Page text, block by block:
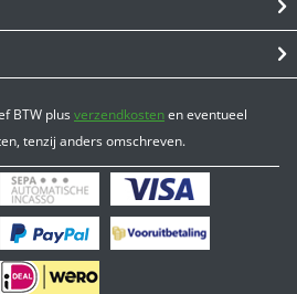
BTW plusverzendkostenen eventueel
tenzij anders omschreven.